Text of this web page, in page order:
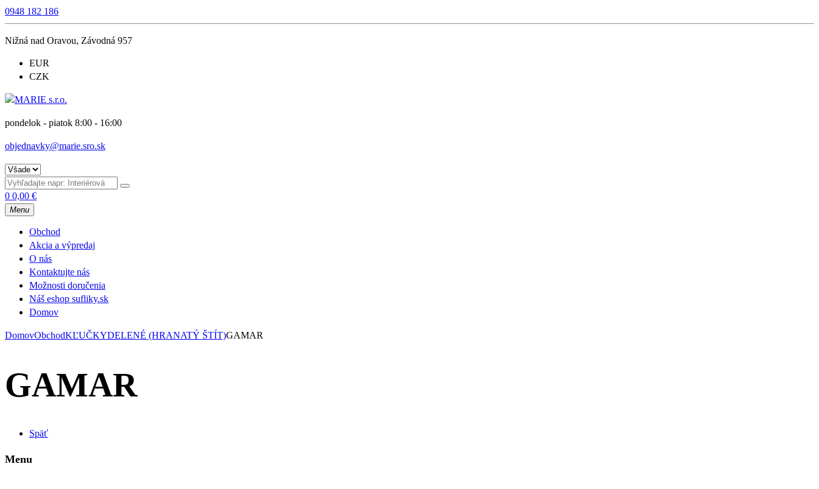
0948 182 186
Nižná nad Oravou, Závodná 957
EUR
CZK
pondelok - piatok 8:00 - 16:00
objednavky@marie.sro.sk
0 0,00 €
Menu
Obchod
Akcia a výpredaj
O nás
Kontaktujte nás
Možnosti doručenia
Náš eshop sufliky.sk
Domov
DomovObchodKĽUČKYDELENÉ (HRANATÝ ŠTÍT)GAMAR
GAMAR
Späť
Menu